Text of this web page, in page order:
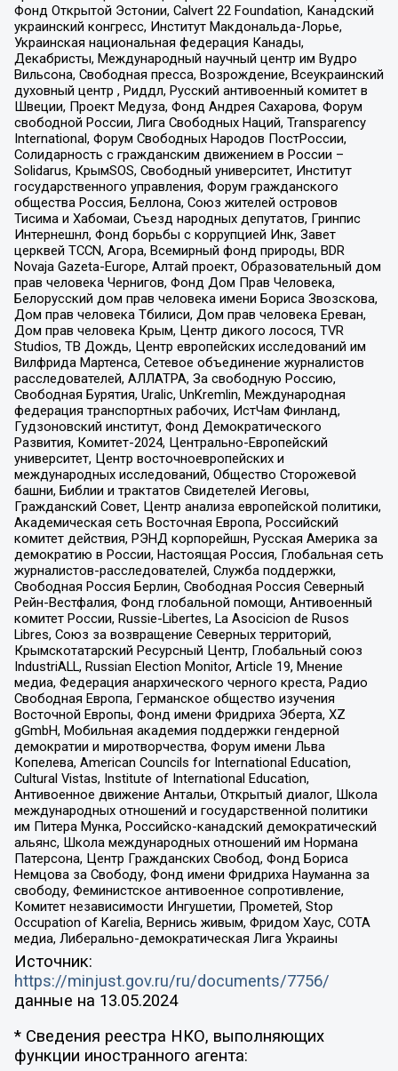
Фонд Открытой Эстонии, Calvert 22 Foundation, Канадский
украинский конгресс, Институт Макдональда-Лорье,
Украинская национальная федерация Канады,
Декабристы, Международный научный центр им Вудро
Вильсона, Свободная пресса, Возрождение, Всеукраинский
духовный центр , Риддл, Русский антивоенный комитет в
Швеции, Проект Медуза, Фонд Андрея Сахарова, Форум
свободной России, Лига Свободных Наций, Transparеncy
International, Форум Свободных Народов ПостРоссии,
Солидарность с гражданским движением в России –
Solidarus, КрымSOS, Свободный университет, Институт
государственного управления, Форум гражданского
общества Россия, Беллона, Союз жителей островов
Тисима и Хабомаи, Съезд народных депутатов, Гринпис
Интернешнл, Фонд борьбы с коррупцией Инк, Завет
церквей TCCN, Агора, Всемирный фонд природы, BDR
Novaja Gazeta-Europe, Алтай проект, Образовательный дом
прав человека Чернигов, Фонд Дом Прав Человека,
Белорусский дом прав человека имени Бориса Звозскова,
Дом прав человека Тбилиси, Дом прав человека Ереван,
Дом прав человека Крым, Центр дикого лосося, TVR
Studios, ТВ Дождь, Центр европейских исследований им
Вилфрида Мартенса, Сетевое объединение журналистов
расследователей, АЛЛАТРА, За свободную Россию,
Свободная Бурятия, Uralic, UnKremlin, Международная
федерация транспортных рабочих, ИстЧам Финланд,
Гудзоновский институт, Фонд Демократического
Развития, Комитет-2024, Центрально-Европейский
университет, Центр восточноевропейских и
международных исследований, Общество Сторожевой
башни, Библии и трактатов Свидетелей Иеговы,
Гражданский Совет, Центр анализа европейской политики,
Академическая сеть Восточная Европа, Российский
комитет действия, РЭНД корпорейшн, Русская Америка за
демократию в России, Настоящая Россия, Глобальная сеть
журналистов-расследователей, Служба поддержки,
Свободная Россия Берлин, Свободная Россия Северный
Рейн-Вестфалия, Фонд глобальной помощи, Антивоенный
комитет России, Russie-Libertes, La Asocicion de Rusos
Libres, Союз за возвращение Северных территорий,
Крымскотатарский Ресурсный Центр, Глобальный союз
IndustriALL, Russian Election Monitor, Article 19, Мнение
медиа, Федерация анархического черного креста, Радио
Свободная Европа, Германское общество изучения
Восточной Европы, Фонд имени Фридриха Эберта, XZ
gGmbH, Мобильная академия поддержки гендерной
демократии и миротворчества, Форум имени Льва
Копелева, American Councils for International Education,
Cultural Vistas, Institute of International Education,
Антивоенное движение Антальи, Открытый диалог, Школа
международных отношений и государственной политики
им Питера Мунка, Российско-канадский демократический
альянс, Школа международных отношений им Нормана
Патерсона, Центр Гражданских Свобод, Фонд Бориса
Немцова за Свободу, Фонд имени Фридриха Науманна за
свободу, Феминистское антивоенное сопротивление,
Комитет независимости Ингушетии, Прометей, Stop
Occupation of Karelia, Вернись живым, Фридом Хаус, СОТА
медиа, Либерально-демократическая Лига Украины
Источник:
https://minjust.gov.ru/ru/documents/7756/
данные на 13.05.2024
* Сведения реестра НКО, выполняющих
функции иностранного агента: